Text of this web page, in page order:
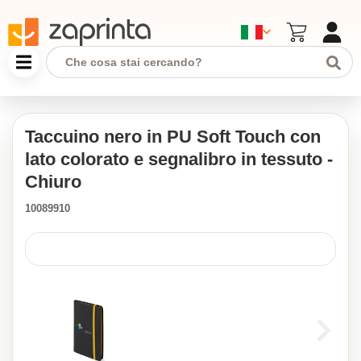
Taccuino nero in PU Soft Touch con
lato colorato e segnalibro in tessuto -
Chiuro
10089910